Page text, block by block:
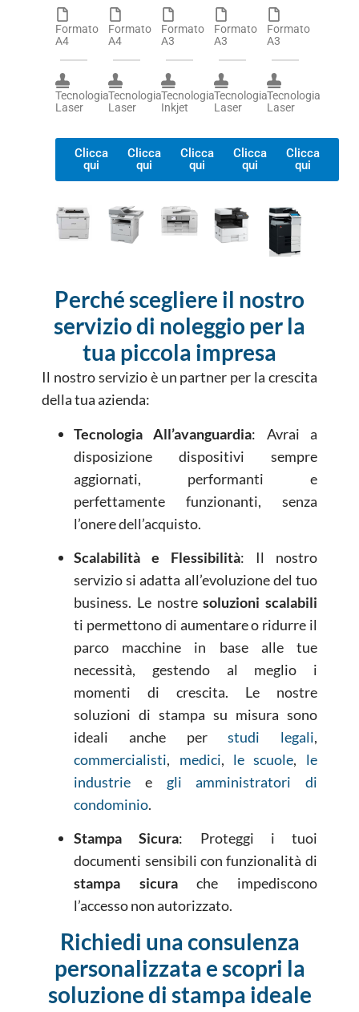
Formato
A4
Tecnologia
Laser
Clicca
qui
Formato
A4
Tecnologia
Laser
Clicca
qui
Formato
A3
Tecnologia
Inkjet
Clicca
qui
Formato
A3
Tecnologia
Laser
Clicca
qui
Formato
A3
Tecnologia
Laser
Clicca
qui
Perché scegliere il nostro
servizio di noleggio per la
tua piccola impresa
Il nostro servizio è un partner per la crescita
della tua azienda:
Tecnologia All’avanguardia: Avrai a
disposizione dispositivi sempre
aggiornati, performanti e
perfettamente funzionanti, senza
l’onere dell’acquisto.
Scalabilità e Flessibilità: Il nostro
servizio si adatta all’evoluzione del tuo
business. Le nostresoluzioni scalabili
ti permettono di aumentare o ridurre il
parco macchine in base alle tue
necessità, gestendo al meglio i
momenti di crescita. Le nostre
soluzioni di stampa su misura sono
ideali anche perstudi legali,
commercialisti, medici, le scuole, le
industrie e gli amministratori di
condominio.
Stampa Sicura: Proteggi i tuoi
documenti sensibili con funzionalità di
stampa sicurache impediscono
l’accesso non autorizzato.
Richiedi una consulenza
personalizzata e scopri la
soluzione di stampa ideale